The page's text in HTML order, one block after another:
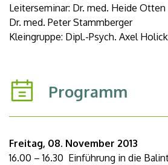
Leiterseminar: Dr. med. Heide Otten
Dr. med. Peter Stammberger
Kleingruppe: Dipl.-Psych. Axel
Programm
Freitag, 08. November 2013
16.00 – 16.30 Einführung in die